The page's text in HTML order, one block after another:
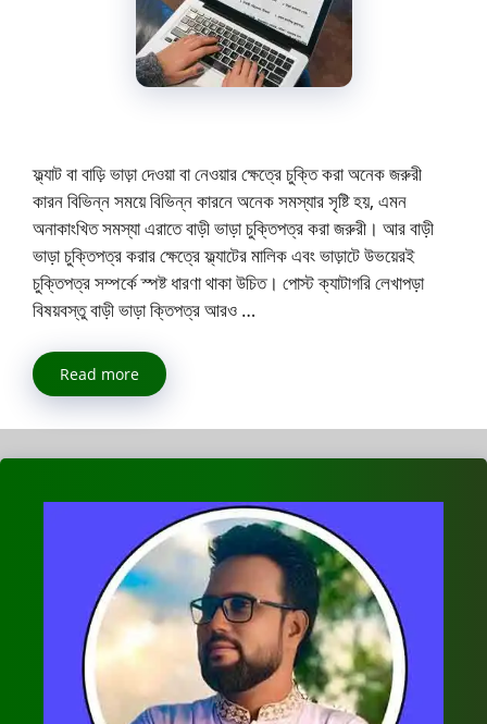
ফ্ল্যাট বা বাড়ি ভাড়া দেওয়া বা নেওয়ার ক্ষেত্রে চুক্তি করা অনেক জরুরী
কারন বিভিন্ন সময়ে বিভিন্ন কারনে অনেক সমস্যার সৃষ্টি হয়, এমন
অনাকাংখিত সমস্যা এরাতে বাড়ী ভাড়া চুক্তিপত্র করা জরুরী। আর বাড়ী
ভাড়া চুক্তিপত্র করার ক্ষেত্রে ফ্ল্যাটের মালিক এবং ভাড়াটে উভয়েরই
চুক্তিপত্র সম্পর্কে স্পষ্ট ধারণা থাকা উচিত। পোস্ট ক্যাটাগরি লেখাপড়া
বিষয়বস্তু বাড়ী ভাড়া ক্তিপত্র আরও …
Read more